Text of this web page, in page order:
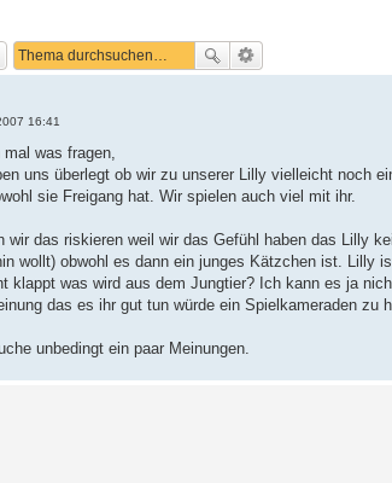
16:41
was fragen,
uns überlegt ob wir zu unserer Lilly vielleicht noch
sie Freigang hat. Wir spielen auch viel mit ihr.
wir das riskieren weil wir das Gefühl haben das Lilly
wollt) obwohl es dann ein junges Kätzchen ist. Lilly
klappt was wird aus dem Jungtier? Ich kann es ja
das es ihr gut tun würde ein Spielkameraden zu
unbedingt ein paar Meinungen.